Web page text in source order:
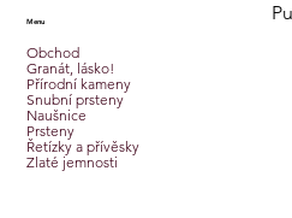
Menu
Obchod
Granát, lásko!
Přírodní kameny
Snubní prsteny
Naušnice
Prsteny
Řetízky a přívěsky
Zlaté jemnosti